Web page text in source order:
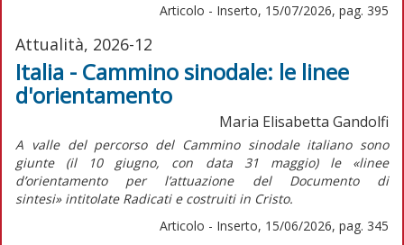
Articolo - Inserto, 15/07/2026, pag. 395
Attualità, 2026-12
Italia - Cammino sinodale: le linee
d'orientamento
Maria Elisabetta Gandolfi
A valle del percorso del Cammino sinodale italiano sono
giunte (il 10 giugno, con data 31 maggio) le «linee
d’orientamento per l’attuazione del Documento di
sintesi»intitolate Radicati e costruiti in Cristo.
Articolo - Inserto, 15/06/2026, pag. 345